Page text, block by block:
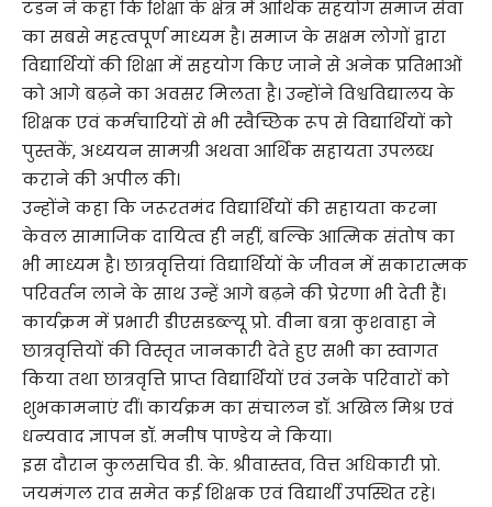
टंडन ने कहा कि शिक्षा के क्षेत्र में आर्थिक सहयोग समाज सेवा
का सबसे महत्वपूर्ण माध्यम है। समाज के सक्षम लोगों द्वारा
विद्यार्थियों की शिक्षा में सहयोग किए जाने से अनेक प्रतिभाओं
को आगे बढ़ने का अवसर मिलता है। उन्होंने विश्वविद्यालय के
शिक्षक एवं कर्मचारियों से भी स्वैच्छिक रूप से विद्यार्थियों को
पुस्तकें, अध्ययन सामग्री अथवा आर्थिक सहायता उपलब्ध
कराने की अपील की।
उन्होंने कहा कि जरूरतमंद विद्यार्थियों की सहायता करना
केवल सामाजिक दायित्व ही नहीं, बल्कि आत्मिक संतोष का
भी माध्यम है। छात्रवृत्तियां विद्यार्थियों के जीवन में सकारात्मक
परिवर्तन लाने के साथ उन्हें आगे बढ़ने की प्रेरणा भी देती हैं।
कार्यक्रम में प्रभारी डीएसडब्ल्यू प्रो. वीना बत्रा कुशवाहा ने
छात्रवृत्तियों की विस्तृत जानकारी देते हुए सभी का स्वागत
किया तथा छात्रवृत्ति प्राप्त विद्यार्थियों एवं उनके परिवारों को
शुभकामनाएं दीं। कार्यक्रम का संचालन डॉ. अखिल मिश्र एवं
धन्यवाद ज्ञापन डॉ. मनीष पाण्डेय ने किया।
इस दौरान कुलसचिव डी. के. श्रीवास्तव, वित्त अधिकारी प्रो.
जयमंगल राव समेत कई शिक्षक एवं विद्यार्थी उपस्थित रहे।